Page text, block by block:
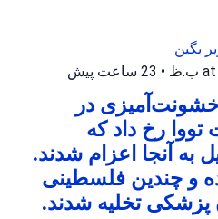
بگین
• 23 ساعت پیش
در
رخ داد که
به آنجا اعزام شدند.
و چندین فلسطینی
تخلیه شدند.